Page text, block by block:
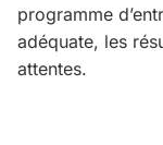
programme
adéquate, les
attentes.